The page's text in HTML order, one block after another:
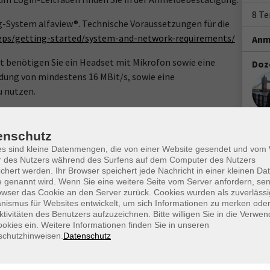
alfaview®. Technische Voraussetzungen für die
getting-started/system-and-network-requirements/
benötigen Sie ein Headset mit Mikrofon sowie eine
von mindestens 16 MBit/s, sowie eine
nutzen.
System alfaview® auf Ihren Rechner.
vhs.de unten unter „Hinweise zur Technik“.
Ort / Raum
8
sind kleine Datenmengen, die von einer Website gesendet und vom
des Nutzers während des Surfens auf dem Computer des Nutzers
werden. Ihr Browser speichert jede Nachricht in einer kleinen
genannt wird. Wenn Sie eine weitere Seite vom Server anfordern,
das Cookie an den Server zurück. Cookies wurden als
für Websites entwickelt, um sich Informationen zu merken
des Benutzers aufzuzeichnen. Bitte willigen Sie in die
ein. Weitere Informationen finden Sie in unseren
Datenschutz